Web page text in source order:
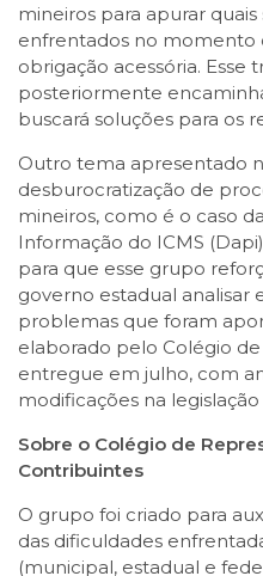
mineiros para apurar
enfrentados no momento
obrigação acessória. Esse
posteriormente
buscará soluções para os
Outro tema apresentado
desburocratização de
mineiros, como é o caso
Informação do ICMS
para que esse grupo
governo estadual analisar
problemas que foram
elaborado pelo Colégio
entregue em julho, com
modificações na
Sobre o Colégio de
Contribuintes
O grupo foi criado para
das dificuldades
(municipal, estadual e